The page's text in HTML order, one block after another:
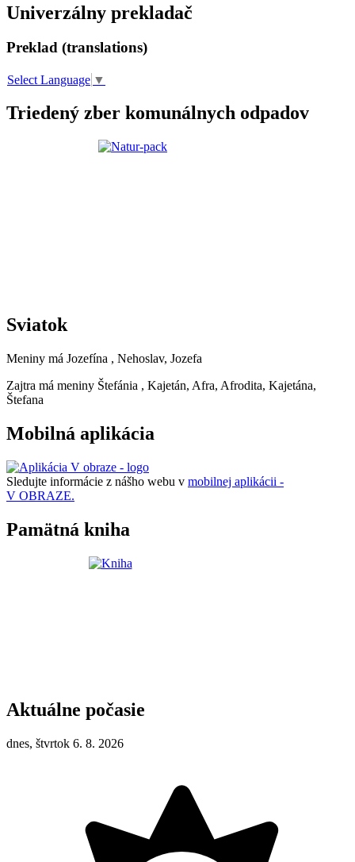
Univerzálny prekladač
Preklad (translations)
Select Language ▼
Triedený zber komunálnych odpadov
Sviatok
Meniny má Jozefína , Nehoslav, Jozefa
Zajtra má meniny Štefánia , Kajetán, Afra, Afrodita, Kajetána,
Štefana
Mobilná aplikácia
Sledujte informácie z nášho webu v mobilnej aplikácii -
V OBRAZE.
Pamätná kniha
Aktuálne počasie
dnes, štvrtok 6. 8. 2026